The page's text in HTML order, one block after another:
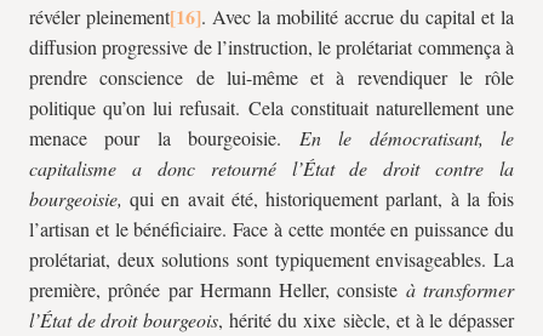
révéler pleinement
. Avec la mobilité accrue du capital et la
diffusion progressive de l’instruction, le prolétariat commença à
prendre conscience de lui-même et à revendiquer le rôle
politique qu’on lui refusait. Cela constituait naturellement une
menace pour la bourgeoisie. En le démocratisant, le
capitalisme a donc retourné l’État de droit contre la
bourgeoisie,qui en avait été, historiquement parlant, à la fois
l’artisan et le bénéficiaire. Face à cette montée en puissance du
prolétariat, deux solutions sont typiquement envisageables. La
première, prônée par Hermann Heller, consiste à transformer
l’État de droit bourgeois, hérité duxixe siècle, et à le dépasser